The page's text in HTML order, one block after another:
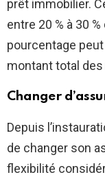
prêt immobilier.
entre 20 % à 30
pourcentage
montant total
Changer
Depuis
de changer son
flexibilité